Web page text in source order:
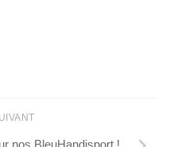
nos BleuHandisport !